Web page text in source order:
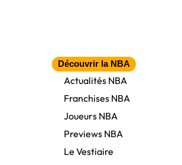
Découvrir la NBA
Actualités NBA
Franchises NBA
Joueurs NBA
Previews NBA
Le Vestiaire